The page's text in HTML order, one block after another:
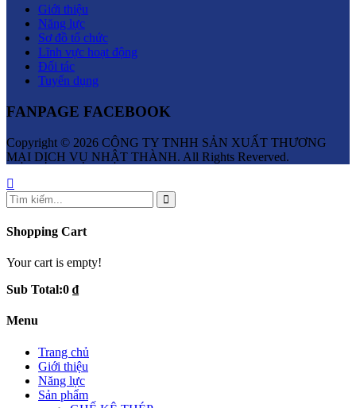
Giới thiệu
Năng lực
Sơ đồ tổ chức
Lĩnh vực hoạt động
Đối tác
Tuyển dụng
FANPAGE FACEBOOK
Copyright © 2026 CÔNG TY TNHH SẢN XUẤT THƯƠNG
MẠI DỊCH VỤ NHẬT THÀNH. All Rights Reverved.
Shopping Cart
Your cart is empty!
Sub Total:0 ₫
Menu
Trang chủ
Giới thiệu
Năng lực
Sản phẩm